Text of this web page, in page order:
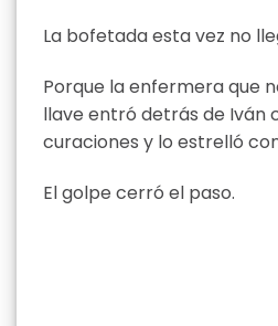
La bofetada esta vez no
Porque la enfermera que
llave entró detrás de Iván
curaciones y lo estrelló
El golpe cerró el paso.